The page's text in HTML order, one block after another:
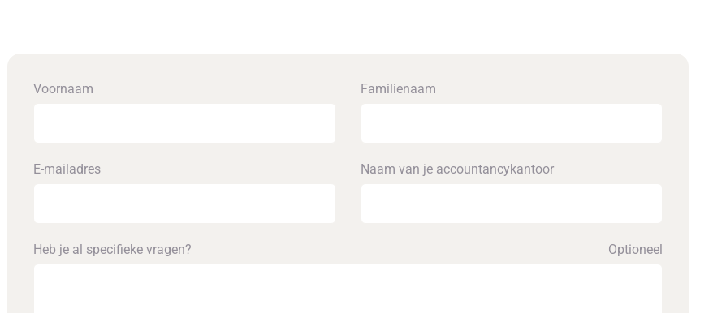
Voornaam Familienaam
E-mailadres Naam van je accounta­ncykantoor
Heb je al specifieke vragen? Optioneel